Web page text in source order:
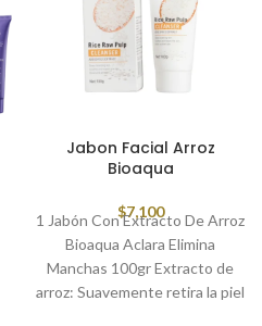
Jabon Facial Arroz
Bioaqua
$7,100
1 Jabón Con Extracto De Arroz
Bioaqua Aclara Elimina
Manchas 100gr Extracto de
arroz: Suavemente retira la piel